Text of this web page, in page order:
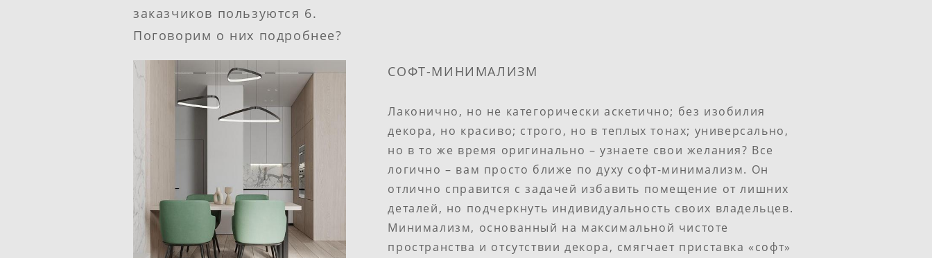
заказчиков пользуются 6.
Поговорим о них подробнее?
СОФТ-МИНИМАЛИЗМ
Лаконично, но не категорически аскетично; без изобилия
декора, но красиво; строго, но в теплых тонах; универсально,
но в то же время оригинально – узнаете свои желания? Все
логично – вам просто ближе по духу софт-минимализм. Он
отлично справится с задачей избавить помещение от лишних
деталей, но подчеркнуть индивидуальность своих владельцев.
Минимализм, основанный на максимальной чистоте
пространства и отсутствии декора, смягчает приставка «софт»